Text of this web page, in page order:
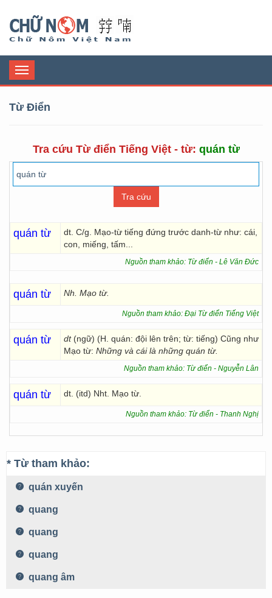
Toggle
navigation
Từ Điển
Tra cứu Từ điển Tiếng Việt - từ: quán từ
quán từ
dt. C/g. Mạo-từ tiếng đứng trước danh-từ như: cái,
con, miếng, tấm...
Nguồn tham khảo: Từ điển - Lê Văn Đức
quán từ Nh. Mạo từ.
Nguồn tham khảo: Đại Từ điển Tiếng Việt
quán từ dt (ngữ) (H. quán: đội lên trên; từ: tiếng) Cũng như
Mạo từ: Những và cái là những quán từ.
Nguồn tham khảo: Từ điển - Nguyễn Lân
quán từ dt. (itd) Nht. Mạo từ.
Nguồn tham khảo: Từ điển - Thanh Nghị
* Từ tham khảo:
quán xuyến
quang
quang
quang
quang âm